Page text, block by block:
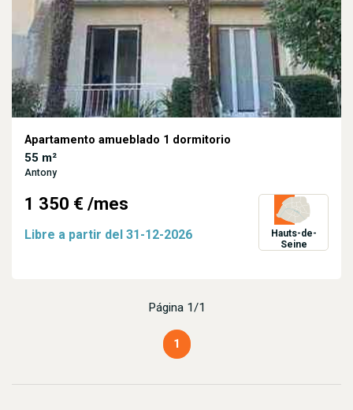
Apartamento amueblado 1 dormitorio
55 m²
Antony
1 350 € /mes
Libre a partir del 31-12-2026
Hauts-de-
Seine
Página 1/1
1 (current)